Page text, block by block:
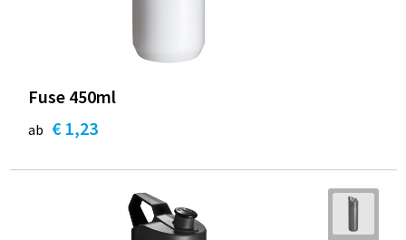
Fuse 450ml
ab € 1,23